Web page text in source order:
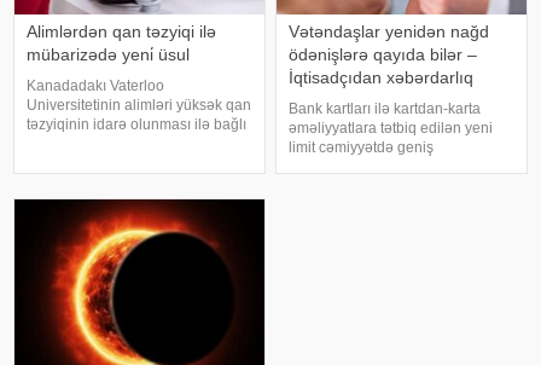
Alimlərdən qan təzyiqi ilə
mübarizədə yeni̇ üsul
Kanadadakı Vaterloo
Universitetinin alimləri yüksək qan
təzyiqinin idarə olunması ilə bağlı
(natriumun) qəbulun
Vətəndaşlar yenidən nağd
ödənişlərə qayıda bilər –
İqtisadçıdan xəbərdarlıq
Bank kartları ilə kartdan-karta
əməliyyatlara tətbiq edilən yeni
limit cəmiyyətdə geniş